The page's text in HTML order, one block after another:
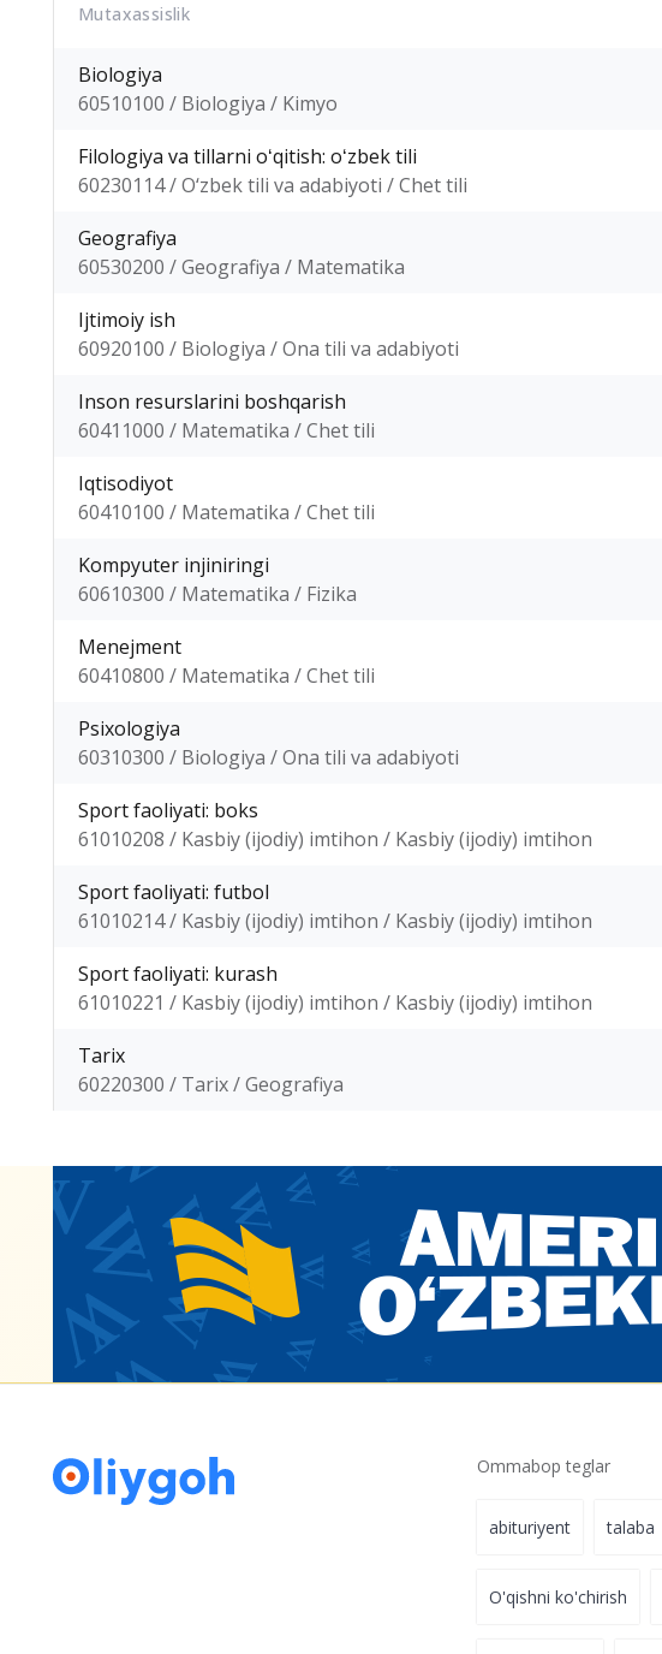
Mutaxassislik
Biologiya
60510100 / Biologiya / Kimyo
Filologiya va tillarni oʻqitish: oʻzbek tili
60230114 / O‘zbek tili va adabiyoti / Chet tili
Geografiya
60530200 / Geografiya / Matematika
Ijtimoiy ish
60920100 / Biologiya / Ona tili va adabiyoti
Inson resurslarini boshqarish
60411000 / Matematika / Chet tili
Iqtisodiyot
60410100 / Matematika / Chet tili
Kompyuter injiniringi
60610300 / Matematika / Fizika
Menejment
60410800 / Matematika / Chet tili
Psixologiya
60310300 / Biologiya / Ona tili va adabiyoti
Sport faoliyati: boks
61010208 / Kasbiy (ijodiy) imtihon / Kasbiy (ijodiy) imtihon
Sport faoliyati: futbol
61010214 / Kasbiy (ijodiy) imtihon / Kasbiy (ijodiy) imtihon
Sport faoliyati: kurash
61010221 / Kasbiy (ijodiy) imtihon / Kasbiy (ijodiy) imtihon
Tarix
60220300 / Tarix / Geografiya
Ommabop teglar
abituriyent talaba
O'qishni ko'chirish